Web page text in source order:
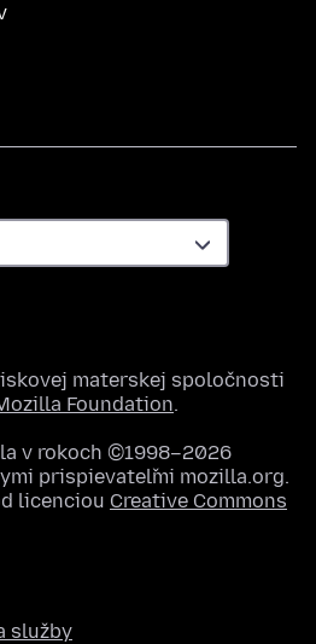
materskej spoločnosti
Foundation.
v rokoch ©1998–2026
prispievateľmi mozilla.org.
licenciou Creative Commons
služby